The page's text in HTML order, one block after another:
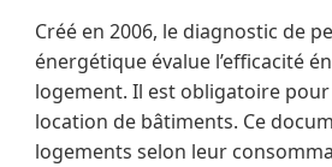
Créé en 2006, le diagnostic de
énergétique évalue l’efficacité
logement. Il est obligatoire pour
location de bâtiments. Ce
logements selon leur